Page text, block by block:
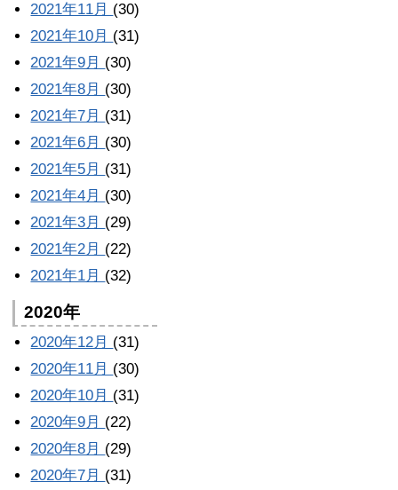
2021年11月 (30)
2021年10月 (31)
2021年9月 (30)
2021年8月 (30)
2021年7月 (31)
2021年6月 (30)
2021年5月 (31)
2021年4月 (30)
2021年3月 (29)
2021年2月 (22)
2021年1月 (32)
2020年
2020年12月 (31)
2020年11月 (30)
2020年10月 (31)
2020年9月 (22)
2020年8月 (29)
2020年7月 (31)